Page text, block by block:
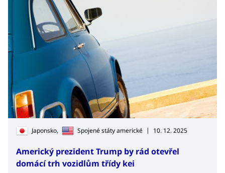
Japonsko, Spojené státy americké | 10. 12. 2025
Americký prezident Trump by rád otevřel
domácí trh vozidlům třídy kei